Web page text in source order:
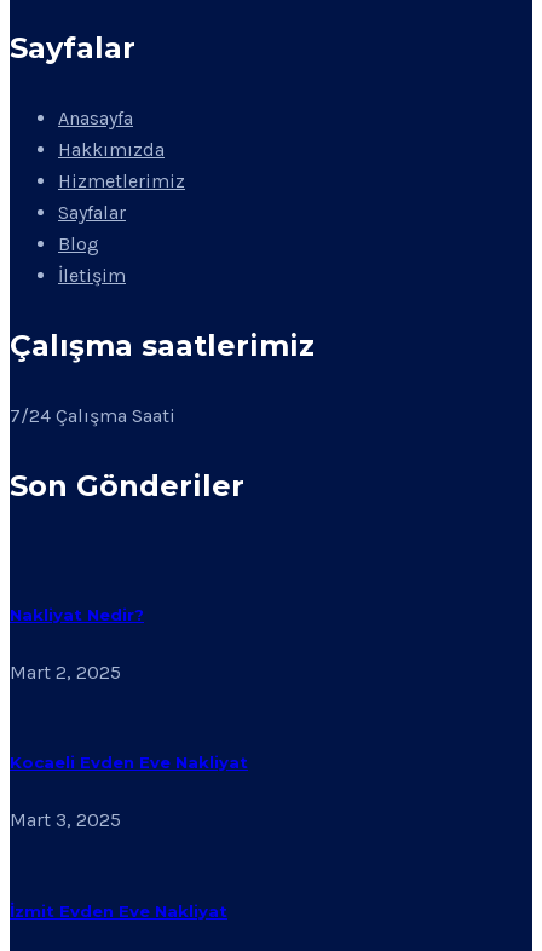
Sayfalar
Anasayfa
Hakkımızda
Hizmetlerimiz
Sayfalar
Blog
İletişim
Çalışma saatlerimiz
7/24 Çalışma Saati
Son Gönderiler
Nakliyat Nedir?
Mart 2, 2025
Kocaeli Evden Eve Nakliyat
Mart 3, 2025
İzmit Evden Eve Nakliyat